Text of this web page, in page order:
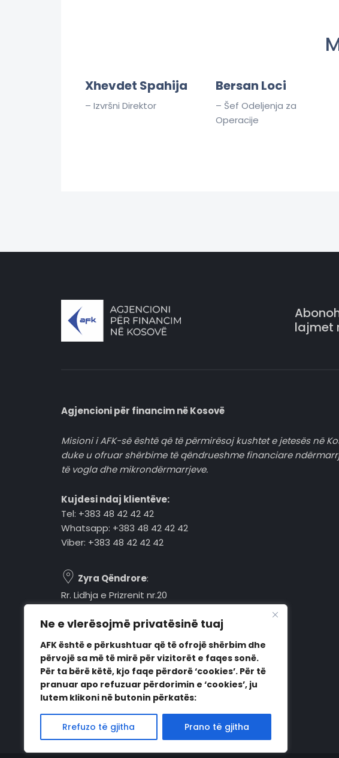
Ne e vlerësojmë privatësinë tuaj
AFK është e përkushtuar që të ofrojë shërbim dhe
përvojë sa më të mirë për vizitorët e faqes sonë.
Për ta bërë këtë, kjo faqe përdorë ‘cookies’. Për të
pranuar apo refuzuar përdorimin e ‘cookies’, ju
lutem klikoni në butonin përkatës:
Rrefuzo të gjitha Prano të gjitha
Xhevdet Spahija
– Izvršni Direktor
Bersan Loci
– Šef Odeljenja za
Operacije
lajmet
Agjencioni për financim në Kosovë
Misioni i AFK-së është që të përmirësoj kushtet e jetesës në
duke u ofruar shërbime të qëndrueshme financiare
të vogla dhe mikrondërmarrjeve.
Kujdesi ndaj klientëve:
Tel: +383 48 42 42 42
Whatsapp: +383 48 42 42 42
Viber: +383 48 42 42 42
Zyra Qëndrore:
Rr. Lidhja e Prizrenit nr.20
Pejë, 30000, Kosovë
Orari i punës:
E hënë - E premte
08:00 - 16:00